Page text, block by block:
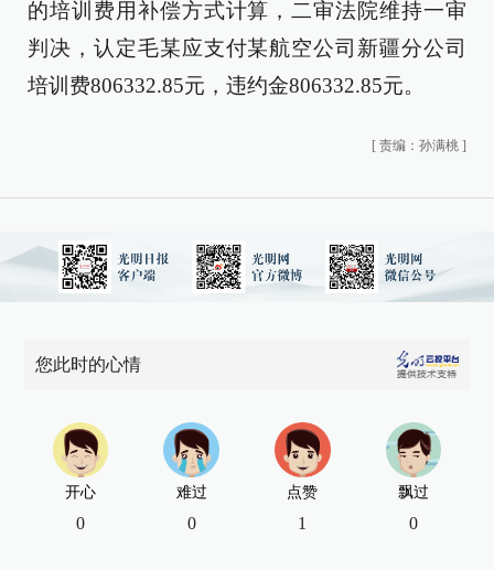
的培训费用补偿方式计算，二审法院维持一审
判决，认定毛某应支付某航空公司新疆分公司
培训费806332.85元，违约金806332.85元。
[ 责编：孙满桃 ]
您此时的心情
开心
0
难过
0
点赞
1
飘过
0